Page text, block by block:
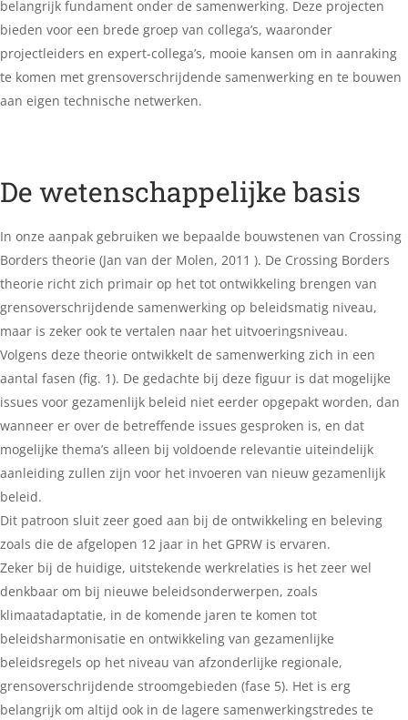
belangrijk fundament onder de samenwerking. Deze projecten
bieden voor een brede groep van collega’s, waaronder
projectleiders en expert-collega’s, mooie kansen om in aanraking
te komen met grensoverschrijdende samenwerking en te bouwen
aan eigen technische netwerken.
De wetenschappelijke basis
In onze aanpak gebruiken we bepaalde bouwstenen van Crossing
Borders theorie (Jan van der Molen, 2011 ). De Crossing Borders
theorie richt zich primair op het tot ontwikkeling brengen van
grensoverschrijdende samenwerking op beleidsmatig niveau,
maar is zeker ook te vertalen naar het uitvoeringsniveau.
Volgens deze theorie ontwikkelt de samenwerking zich in een
aantal fasen (fig. 1). De gedachte bij deze figuur is dat mogelijke
issues voor gezamenlijk beleid niet eerder opgepakt worden, dan
wanneer er over de betreffende issues gesproken is, en dat
mogelijke thema’s alleen bij voldoende relevantie uiteindelijk
aanleiding zullen zijn voor het invoeren van nieuw gezamenlijk
beleid.
Dit patroon sluit zeer goed aan bij de ontwikkeling en beleving
zoals die de afgelopen 12 jaar in het GPRW is ervaren.
Zeker bij de huidige, uitstekende werkrelaties is het zeer wel
denkbaar om bij nieuwe beleidsonderwerpen, zoals
klimaatadaptatie, in de komende jaren te komen tot
beleidsharmonisatie en ontwikkeling van gezamenlijke
beleidsregels op het niveau van afzonderlijke regionale,
grensoverschrijdende stroomgebieden (fase 5). Het is erg
belangrijk om altijd ook in de lagere samenwerkingstredes te